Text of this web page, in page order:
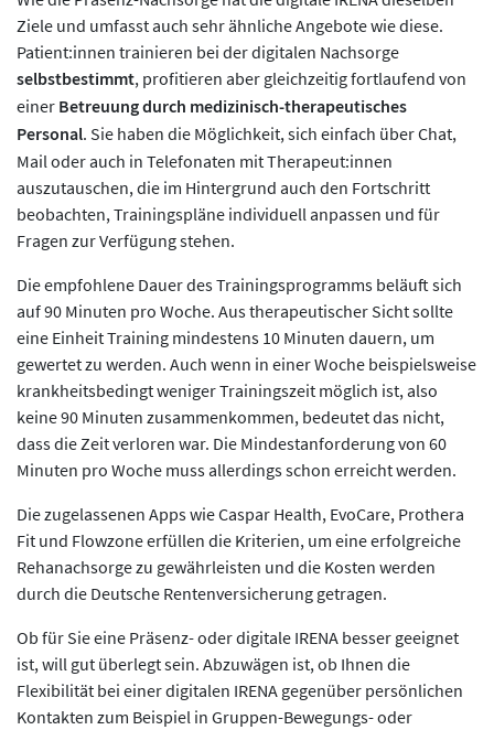
Ziele und umfasst auch sehr ähnliche Angebote wie diese.
Patient:innen trainieren bei der digitalen Nachsorge
selbstbestimmt, profitieren aber gleichzeitig fortlaufend von
einer Betreuung durch medizinisch-therapeutisches
Personal. Sie haben die Möglichkeit, sich einfach über Chat,
Mail oder auch in Telefonaten mit Therapeut:innen
auszutauschen, die im Hintergrund auch den Fortschritt
beobachten, Trainingspläne individuell anpassen und für
Fragen zur Verfügung stehen.
Die empfohlene Dauer des Trainingsprogramms beläuft sich
auf 90 Minuten pro Woche. Aus therapeutischer Sicht sollte
eine Einheit Training mindestens 10 Minuten dauern, um
gewertet zu werden. Auch wenn in einer Woche beispielsweise
krankheitsbedingt weniger Trainingszeit möglich ist, also
keine 90 Minuten zusammenkommen, bedeutet das nicht,
dass die Zeit verloren war. Die Mindestanforderung von 60
Minuten pro Woche muss allerdings schon erreicht werden.
Die zugelassenen Apps wie Caspar Health, EvoCare, Prothera
Fit und Flowzone erfüllen die Kriterien, um eine erfolgreiche
Rehanachsorge zu gewährleisten und die Kosten werden
durch die Deutsche Rentenversicherung getragen.
Ob für Sie eine Präsenz- oder digitale IRENA besser geeignet
ist, will gut überlegt sein. Abzuwägen ist, ob Ihnen die
Flexibilität bei einer digitalen IRENA gegenüber persönlichen
Kontakten zum Beispiel in Gruppen-Bewegungs- oder